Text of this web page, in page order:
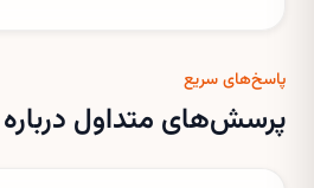
پاسخ‌های سریع
پرسش‌های متداول درباره